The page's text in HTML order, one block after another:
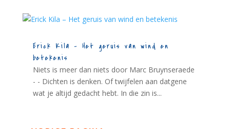
Erick Kila – Het geruis van wind en
betekenis
Niets is meer dan niets door Marc Bruynseraede
- - Dichten is denken. Of twijfelen aan datgene
wat je altijd gedacht hebt. In die zin is...